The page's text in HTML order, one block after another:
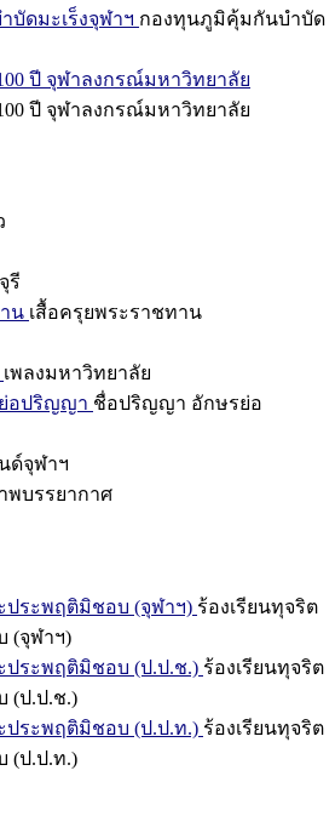
ดมะเร็งจุฬาฯ กองทุนภูมิคุ้มกันบำบัด
ปี จุฬาลงกรณ์มหาวิทยาลัย
ปี จุฬาลงกรณ์มหาวิทยาลัย
รี
น เสื้อครุยพระราชทาน
เพลงมหาวิทยาลัย
อปริญญา ชื่อปริญญา อักษรย่อ
ด์จุฬาฯ
พบรรยากาศ
ประพฤติมิชอบ (จุฬาฯ) ร้องเรียนทุจริต
(จุฬาฯ)
ประพฤติมิชอบ (ป.ป.ช.) ร้องเรียนทุจริต
(ป.ป.ช.)
ประพฤติมิชอบ (ป.ป.ท.) ร้องเรียนทุจริต
(ป.ป.ท.)